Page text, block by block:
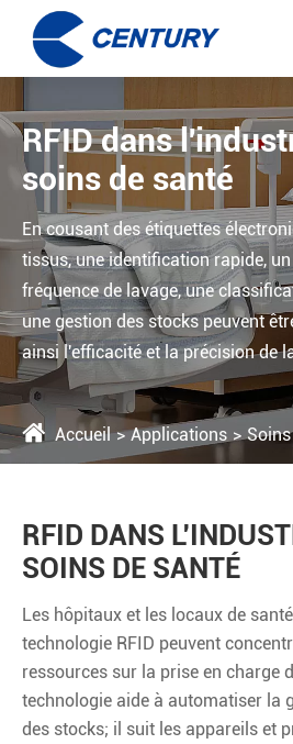
RFID dans
soins de santé
En cousant des étiquettes
tissus, une identification rapide,
fréquence de lavage, une
une gestion des stocks peuvent
ainsi l'efficacité et la précision de
Accueil Applications
RFID DANS
SOINS DE SANTÉ
Les hôpitaux et les locaux de
technologie RFID peuvent
ressources sur la prise en charge
technologie aide à automatiser la
des stocks; il suit les appareils et